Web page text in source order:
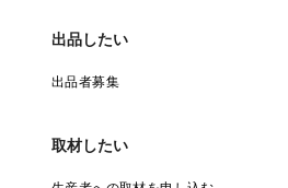
出品したい
出品者募集
取材したい